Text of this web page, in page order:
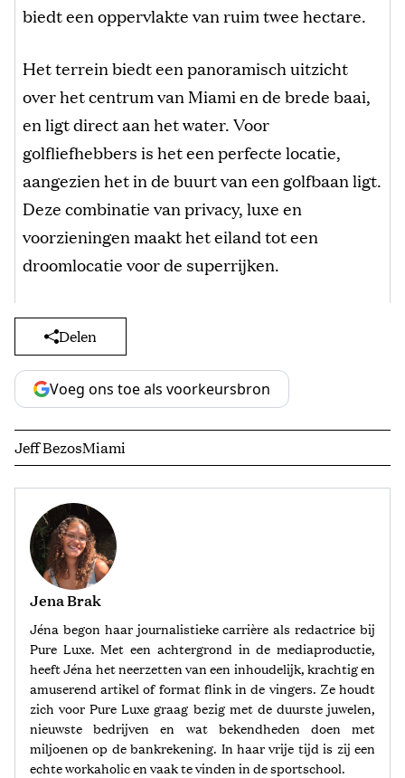
biedt een oppervlakte van ruim twee hectare.
Het terrein biedt een panoramisch uitzicht
over het centrum van Miami en de brede baai,
en ligt direct aan het water. Voor
golfliefhebbers is het een perfecte locatie,
aangezien het in de buurt van een golfbaan ligt.
Deze combinatie van privacy, luxe en
voorzieningen maakt het eiland tot een
droomlocatie voor de superrijken.
Delen
Voeg ons toe als voorkeursbron
Jeff BezosMiami
Jena Brak
Jéna begon haar journalistieke carrière als redactrice bij
Pure Luxe. Met een achtergrond in de mediaproductie,
heeft Jéna het neerzetten van een inhoudelijk, krachtig en
amuserend artikel of format flink in de vingers. Ze houdt
zich voor Pure Luxe graag bezig met de duurste juwelen,
nieuwste bedrijven en wat bekendheden doen met
miljoenen op de bankrekening. In haar vrije tijd is zij een
echte workaholic en vaak te vinden in de sportschool.